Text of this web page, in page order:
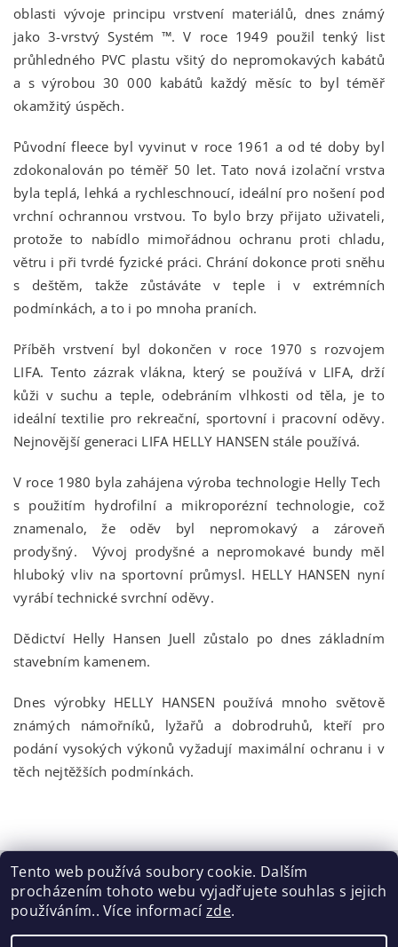
oblasti vývoje principu vrstvení materiálů, dnes známý
jako 3-vrstvý Systém ™. V roce 1949 použil tenký list
průhledného PVC plastu všitý do nepromokavých kabátů
a s výrobou 30 000 kabátů každý měsíc to byl téměř
okamžitý úspěch.
Původní fleece byl vyvinut v roce 1961 a od té doby byl
zdokonalován po téměř 50 let. Tato nová izolační vrstva
byla teplá, lehká a rychleschnoucí, ideální pro nošení pod
vrchní ochrannou vrstvou. To bylo brzy přijato uživateli,
protože to nabídlo mimořádnou ochranu proti chladu,
větru i při tvrdé fyzické práci. Chrání dokonce proti sněhu
s deštěm, takže zůstáváte v teple i v extrémních
podmínkách, a to i po mnoha praních.
Příběh vrstvení byl dokončen v roce 1970 s rozvojem
LIFA. Tento zázrak vlákna, který se používá v LIFA, drží
kůži v suchu a teple, odebráním vlhkosti od těla, je to
ideální textilie pro rekreační, sportovní i pracovní oděvy.
Nejnovější generaci LIFA HELLY HANSEN stále používá.
V roce 1980 byla zahájena výroba technologie Helly Tech
s použitím hydrofilní a mikroporézní technologie, což
znamenalo, že oděv byl nepromokavý a zároveň
prodyšný. Vývoj prodyšné a nepromokavé bundy měl
hluboký vliv na sportovní průmysl. HELLY HANSEN nyní
vyrábí technické svrchní oděvy.
Dědictví Helly Hansen Juell zůstalo po dnes základním
stavebním kamenem.
Dnes výrobky HELLY HANSEN používá mnoho světově
známých námořníků, lyžařů a dobrodruhů, kteří pro
podání vysokých výkonů vyžadují maximální ochranu i v
těch nejtěžších podmínkách.
Tabulka velikostí | Doprava a Platba | Blog |
Podmínky ochrany osobních údajů | Obchodní podmínky |
Výměna / vrácení zboží
Tento web používá soubory cookie. Dalším
procházením tohoto webu vyjadřujete souhlas s jejich
používáním.. Více informacízde.